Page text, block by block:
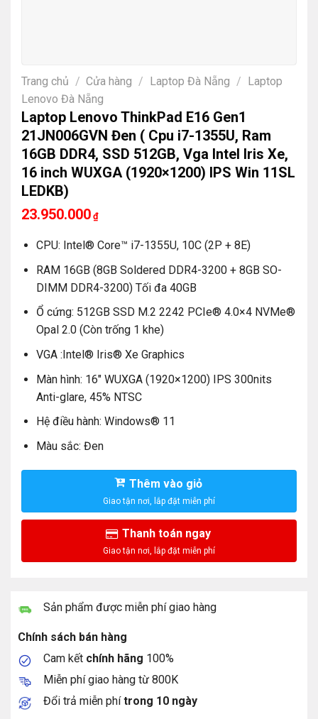
Trang chủ / Cửa hàng / Laptop Đà Nẵng /
Laptop
Lenovo Đà Nẵng
Laptop Lenovo ThinkPad E16 Gen1
21JN006GVN Đen ( Cpu i7-1355U, Ram
16GB DDR4, SSD 512GB, Vga Intel Iris Xe,
16 inch WUXGA (1920×1200) IPS Win 11SL
LEDKB)
23.950.000 ₫
CPU: Intel® Core™ i7-1355U, 10C (2P + 8E)
RAM 16GB (8GB Soldered DDR4-3200 + 8GB SO-
DIMM DDR4-3200) Tối đa 40GB
Ổ cứng: 512GB SSD M.2 2242 PCIe® 4.0×4 NVMe®
Opal 2.0 (Còn trống 1 khe)
VGA :Intel® Iris® Xe Graphics
Màn hình: 16″ WUXGA (1920×1200) IPS 300nits
Anti-glare, 45% NTSC
Hệ điều hành: Windows® 11
Màu sắc: Đen
Thêm vào giỏ
Thanh toán ngay
Sản phẩm được miễn phí giao hàng
Chính sách bán hàng
Cam kết chính hãng 100%
Miễn phí giao hàng từ 800K
Đổi trả miễn phítrong 10 ngày